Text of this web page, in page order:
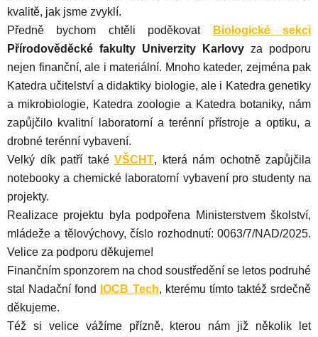
kvalitě, jak jsme zvyklí.
Předně bychom chtěli poděkovat
Biologické sekci
Přírodověděcké fakulty Univerzity Karlovy za podporu
nejen finanční, ale i materiální. Mnoho kateder, zejména pak
Katedra učitelství a didaktiky biologie, ale i Katedra genetiky
a mikrobiologie, Katedra zoologie a Katedra botaniky, nám
zapůjčilo kvalitní laboratorní a terénní přístroje a optiku, a
drobné terénní vybavení.
Velký dík patří také VŠCHT, která nám ochotně zapůjčila
notebooky a chemické laboratorní vybavení pro studenty na
projekty.
Realizace projektu byla podpořena Ministerstvem školství,
mládeže a tělovýchovy, číslo rozhodnutí: 0063/7/NAD/2025.
Velice za podporu děkujeme!
Finančním sponzorem na chod soustředění se letos podruhé
stal Nadační fond
IOCB Tech, kterému tímto taktéž srdečně
děkujeme.
Též si velice vážíme přízně, kterou nám již několik let